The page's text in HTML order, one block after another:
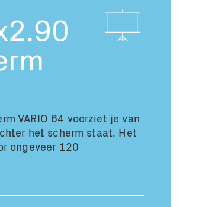
VARIO 64 voorziet je van
het scherm staat. Het
ongeveer 120